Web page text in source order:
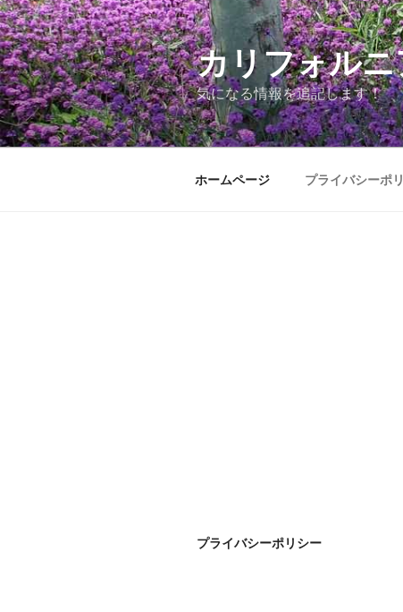
コ
ン
テ
ン
ツ
へ
ス
カリフォル
気になる情報を追記します！
ホームページ プライバシーポ
プライバシーポリシー